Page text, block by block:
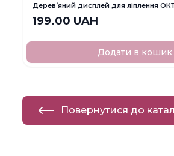
Деревʼяний дисплей для ліплення
199.00 UAH
Додати в кошик
Повернутися до